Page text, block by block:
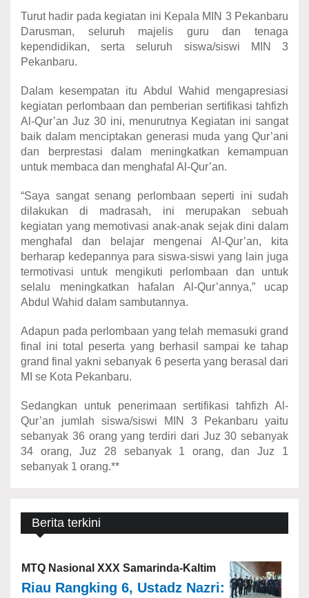
Turut hadir pada kegiatan ini Kepala MIN 3 Pekanbaru
Darusman, seluruh majelis guru dan tenaga
kependidikan, serta seluruh siswa/siswi MIN 3
Pekanbaru.
Dalam kesempatan itu Abdul Wahid mengapresiasi
kegiatan perlombaan dan pemberian sertifikasi tahfizh
Al-Qur’an Juz 30 ini, menurutnya Kegiatan ini sangat
baik dalam menciptakan generasi muda yang Qur’ani
dan berprestasi dalam meningkatkan kemampuan
untuk membaca dan menghafal Al-Qur’an.
“Saya sangat senang perlombaan seperti ini sudah
dilakukan di madrasah, ini merupakan sebuah
kegiatan yang memotivasi anak-anak sejak dini dalam
menghafal dan belajar mengenai Al-Qur’an, kita
berharap kedepannya para siswa-siswi yang lain juga
termotivasi untuk mengikuti perlombaan dan untuk
selalu meningkatkan hafalan Al-Qur’annya,” ucap
Abdul Wahid dalam sambutannya.
Adapun pada perlombaan yang telah memasuki grand
final ini total peserta yang berhasil sampai ke tahap
grand final yakni sebanyak 6 peserta yang berasal dari
MI se Kota Pekanbaru.
Sedangkan untuk penerimaan sertifikasi tahfizh Al-
Qur’an jumlah siswa/siswi MIN 3 Pekanbaru yaitu
sebanyak 36 orang yang terdiri dari Juz 30 sebanyak
34 orang, Juz 28 sebanyak 1 orang, dan Juz 1
sebanyak 1 orang.**
Berita terkini
MTQ Nasional XXX Samarinda-Kaltim
Riau Rangking 6, Ustadz Nazri: